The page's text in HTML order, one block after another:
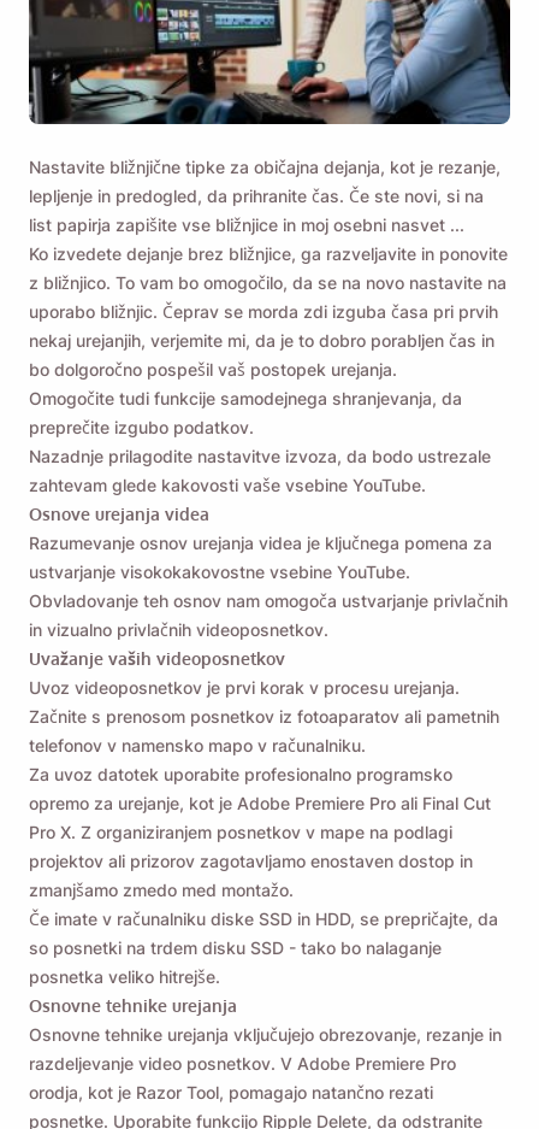
Nastavite bližnjične tipke za običajna dejanja, kot je rezanje,
lepljenje in predogled, da prihranite čas. Če ste novi, si na
list papirja zapišite vse bližnjice in moj osebni nasvet ...
Ko izvedete dejanje brez bližnjice, ga razveljavite in ponovite
z bližnjico. To vam bo omogočilo, da se na novo nastavite na
uporabo bližnjic. Čeprav se morda zdi izguba časa pri prvih
nekaj urejanjih, verjemite mi, da je to dobro porabljen čas in
bo dolgoročno pospešil vaš postopek urejanja.
Omogočite tudi funkcije samodejnega shranjevanja, da
preprečite izgubo podatkov.
Nazadnje prilagodite nastavitve izvoza, da bodo ustrezale
zahtevam glede kakovosti vaše vsebine YouTube.
Osnove urejanja videa
Razumevanje osnov urejanja videa je ključnega pomena za
ustvarjanje visokokakovostne vsebine YouTube.
Obvladovanje teh osnov nam omogoča ustvarjanje privlačnih
in vizualno privlačnih videoposnetkov.
Uvažanje vaših videoposnetkov
Uvoz videoposnetkov je prvi korak v procesu urejanja.
Začnite s prenosom posnetkov iz fotoaparatov ali pametnih
telefonov v namensko mapo v računalniku.
Za uvoz datotek uporabite profesionalno programsko
opremo za urejanje, kot je Adobe Premiere Pro ali Final Cut
Pro X. Z organiziranjem posnetkov v mape na podlagi
projektov ali prizorov zagotavljamo enostaven dostop in
zmanjšamo zmedo med montažo.
Če imate v računalniku diske SSD in HDD, se prepričajte, da
so posnetki na trdem disku SSD - tako bo nalaganje
posnetka veliko hitrejše.
Osnovne tehnike urejanja
Osnovne tehnike urejanja vključujejo obrezovanje, rezanje in
razdeljevanje video posnetkov. V Adobe Premiere Pro
orodja, kot je Razor Tool, pomagajo natančno rezati
posnetke. Uporabite funkcijo Ripple Delete, da odstranite